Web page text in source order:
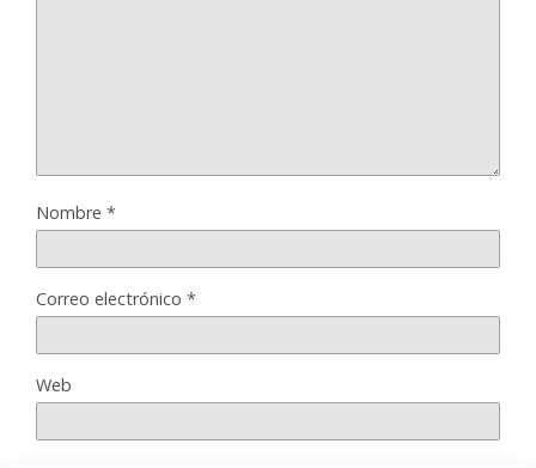
Nombre *
Correo electrónico *
Web